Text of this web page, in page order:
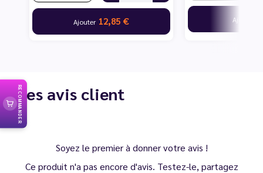
Ajouter 12,85 € Ajouter
Les avis client
Soyez le premier à donner votre avis !
Ce produit n'a pas encore d'avis. Testez-le, partagez
RECOMMANDER